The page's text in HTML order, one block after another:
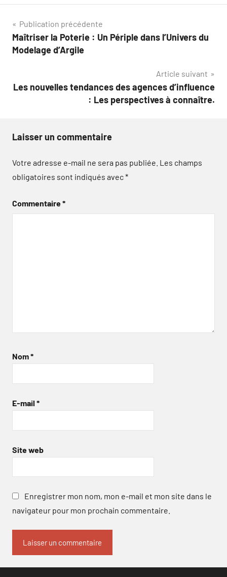
Navigation
de
Publication précédente
Maîtriser la Poterie : Un Périple dans l’Univers du
Modelage d’Argile
Article suivant
Les nouvelles tendances des agences d’influence
: Les perspectives à connaître.
Laisser un commentaire
Votre adresse e-mail ne sera pas publiée. Les champs
obligatoires sont indiqués avec*
Commentaire*
Nom*
E-mail *
Site web
Enregistrer mon nom, mon e-mail et mon site dans le
navigateur pour mon prochain commentaire.